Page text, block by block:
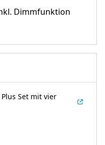
Dimmfunktion
Set mit vier